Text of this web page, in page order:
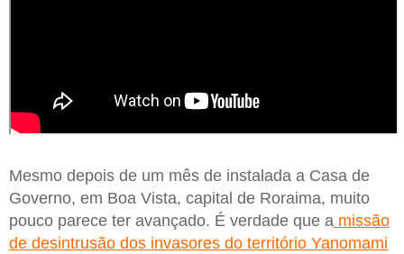
Mesmo depois de um mês de instalada a Casa de
Governo, em Boa Vista, capital de Roraima, muito
pouco parece ter avançado. É verdade que a missão
de desintrusão dos invasores do território Yanomami